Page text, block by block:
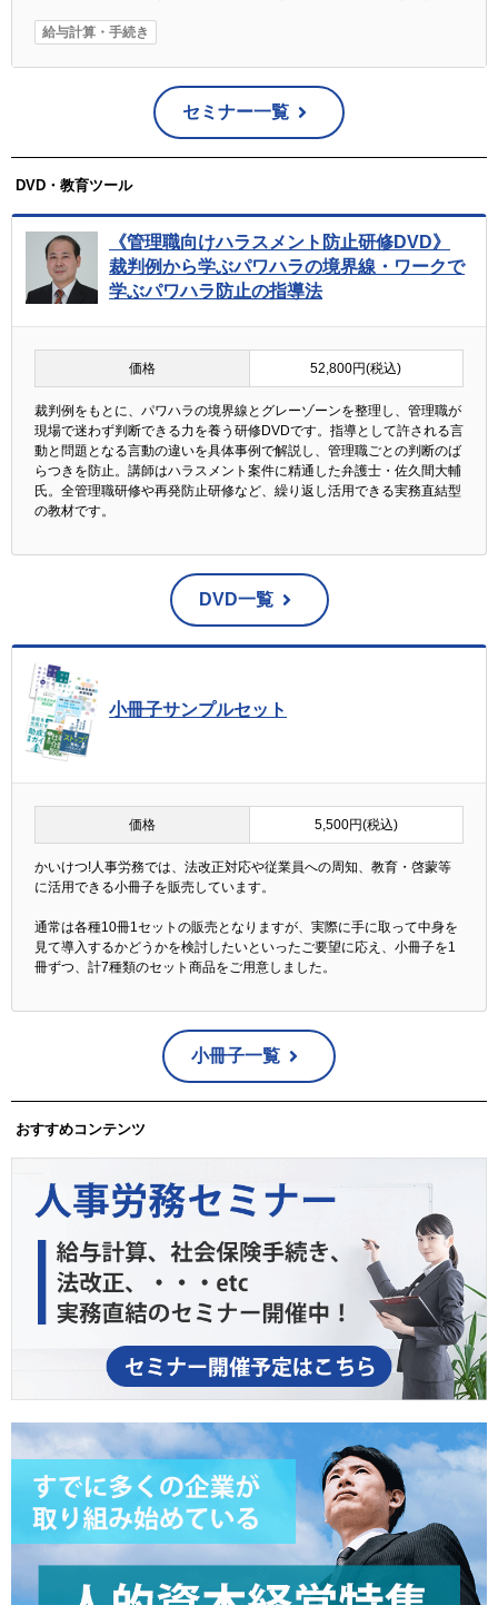
給与計算・手続き
セミナー一覧
DVD・教育ツール
《管理職向けハラスメント防止研修DVD》
裁判例から学ぶパワハラの境界線・ワークで
学ぶパワハラ防止の指導法
価格 52,800円(税込)
裁判例をもとに、パワハラの境界線とグレーゾーンを整理し、管理職が
現場で迷わず判断できる力を養う研修DVDです。指導として許される言
動と問題となる言動の違いを具体事例で解説し、管理職ごとの判断のば
らつきを防止。講師はハラスメント案件に精通した弁護士・佐久間大輔
氏。全管理職研修や再発防止研修など、繰り返し活用できる実務直結型
の教材です。
DVD一覧
小冊子サンプルセット
価格 5,500円(税込)
かいけつ!人事労務では、法改正対応や従業員への周知、教育・啓蒙等
に活用できる小冊子を販売しています。
通常は各種10冊1セットの販売となりますが、実際に手に取って中身を
見て導入するかどうかを検討したいといったご要望に応え、小冊子を1
冊ずつ、計7種類のセット商品をご用意しました。
小冊子一覧
おすすめコンテンツ